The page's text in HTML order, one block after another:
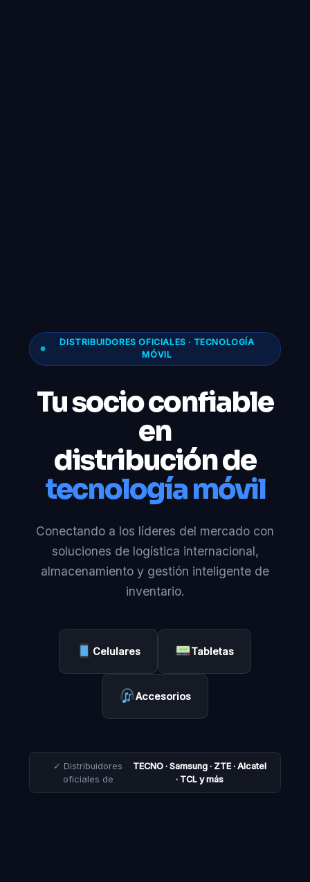
DISTRIBUIDORES OFICIALES · TECNOLOGÍA
MÓVIL
Tu socio confiable
en
distribución de
tecnología móvil
Conectando a los líderes del mercado con
soluciones de logística internacional,
almacenamiento y gestión inteligente de
inventario.
Celulares Tabletas
Accesorios
✓ Distribuidores
oficiales de
TECNO · Samsung · ZTE · Alcatel
· TCL y más